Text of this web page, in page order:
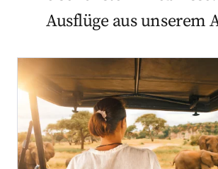
Ausflüge aus unserem